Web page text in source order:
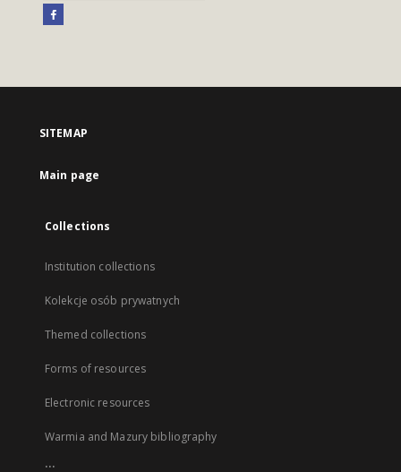
SITEMAP
Main page
Collections
Institution collections
Kolekcje osób prywatnych
Themed collections
Forms of resources
Electronic resources
Warmia and Mazury bibliography
...